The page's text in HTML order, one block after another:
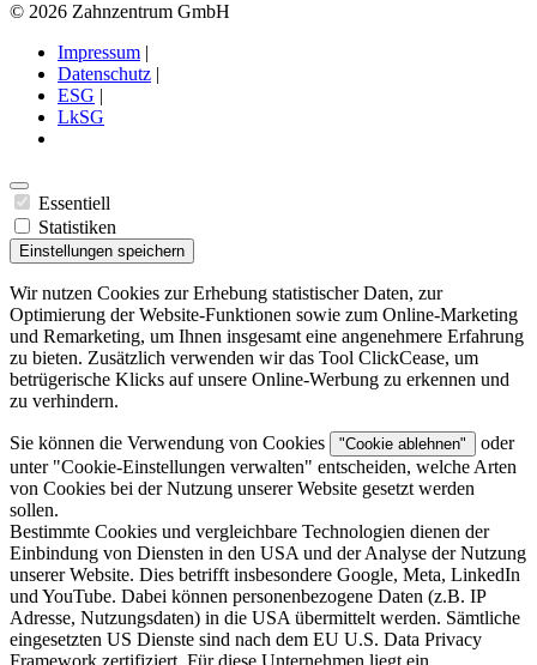
© 2026 Zahnzentrum GmbH
Impressum |
Datenschutz |
ESG |
LkSG
Essentiell
Statistiken
Einstellungen speichern
Wir nutzen Cookies zur Erhebung statistischer Daten, zur
Optimierung der Website-Funktionen sowie zum Online-Marketing
und Remarketing, um Ihnen insgesamt eine angenehmere Erfahrung
zu bieten. Zusätzlich verwenden wir das Tool ClickCease, um
betrügerische Klicks auf unsere Online-Werbung zu erkennen und
zu verhindern.
Sie können die Verwendung von Cookies "Cookie ablehnen"
oder
unter "Cookie-Einstellungen verwalten" entscheiden, welche Arten
von Cookies bei der Nutzung unserer Website gesetzt werden
sollen.
Bestimmte Cookies und vergleichbare Technologien dienen der
Einbindung von Diensten in den USA und der Analyse der Nutzung
unserer Website. Dies betrifft insbesondere Google, Meta, LinkedIn
und YouTube. Dabei können personenbezogene Daten (z.B. IP
Adresse, Nutzungsdaten) in die USA übermittelt werden. Sämtliche
eingesetzten US Dienste sind nach dem EU U.S. Data Privacy
Framework zertifiziert. Für diese Unternehmen liegt ein